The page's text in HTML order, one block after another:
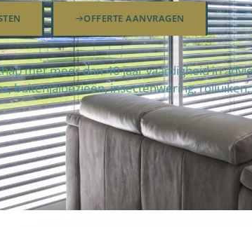
OFFERTE AANVRAGEN
met meer dan 40 jaar vaardigheid in
buitenjaloezieën, insectenwering,